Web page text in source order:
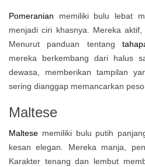
Pomeranian memiliki bulu lebat
menjadi ciri khasnya. Mereka
Menurut panduan tentang
mereka berkembang dari halus
dewasa, memberikan tampilan
sering dianggap memancarkan
Maltese
Maltese memiliki bulu putih
kesan elegan. Mereka manja,
Karakter tenang dan lembut